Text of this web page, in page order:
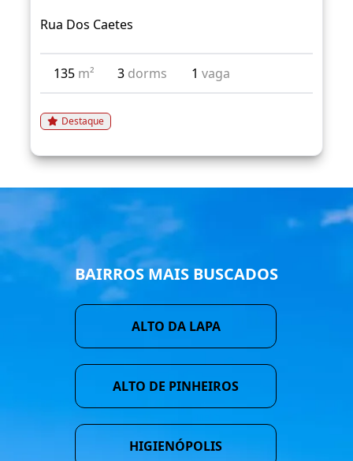
Rua Dos Caetes
135 m² 3 dorms 1 vaga
Destaque
BAIRROS MAIS BUSCADOS
ALTO DA LAPA
ALTO DE PINHEIROS
HIGIENÓPOLIS